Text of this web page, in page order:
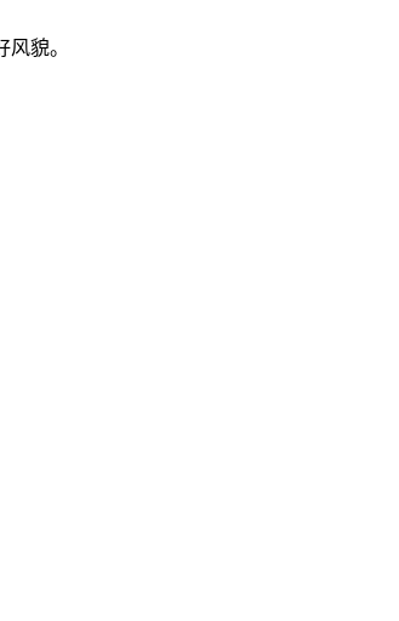
貌。